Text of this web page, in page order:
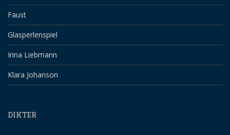
Faust
Glasperlenspiel
Irina Liebmann
Klara Johanson
DIKTER